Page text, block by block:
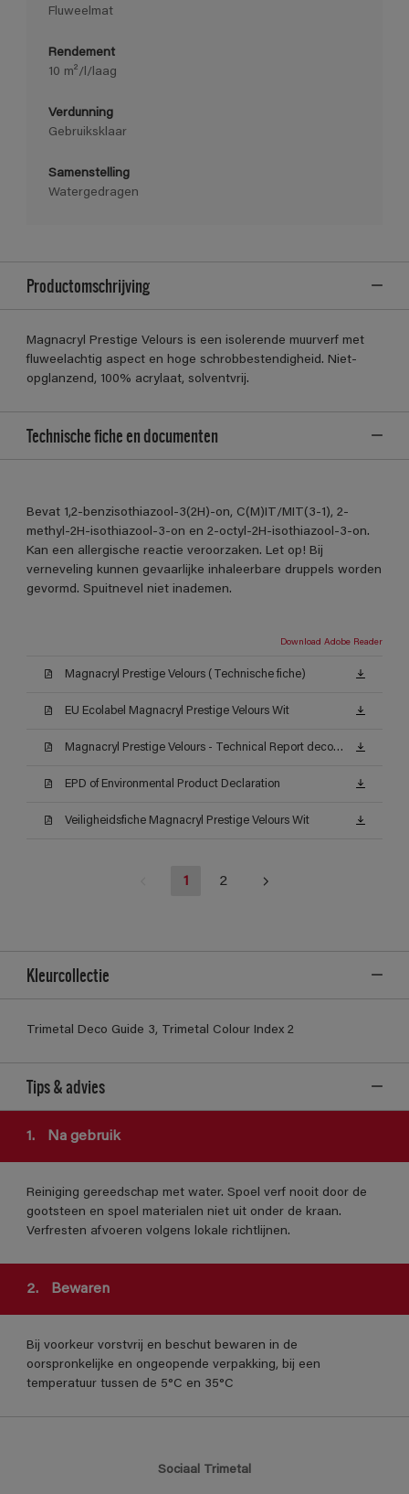
Fluweelmat
Rendement
10 m²/l/laag
Verdunning
Gebruiksklaar
Samenstelling
Watergedragen
Productomschrijving
Magnacryl Prestige Velours is een isolerende muurverf met
fluweelachtig aspect en hoge schrobbestendigheid. Niet-
opglanzend, 100% acrylaat, solventvrij.
Technische fiche en documenten
Bevat 1,2-benzisothiazool-3(2H)-on, C(M)IT/MIT(3-1), 2-
methyl-2H-isothiazool-3-on en 2-octyl-2H-isothiazool-3-on.
Kan een allergische reactie veroorzaken. Let op! Bij
verneveling kunnen gevaarlijke inhaleerbare druppels worden
gevormd. Spuitnevel niet inademen.
Download Adobe Reader
Magnacryl Prestige Velours (Technische fiche)
EU Ecolabel Magnacryl Prestige Velours Wit
Magnacryl Prestige Velours - Technical Report decontamineerbaarheid (Certificat)
EPD of Environmental Product Declaration
Veiligheidsfiche Magnacryl Prestige Velours Wit
1 2
Kleurcollectie
Trimetal Deco Guide 3, Trimetal Colour Index 2
Tips & advies
1. Na gebruik
Reiniging gereedschap met water. Spoel verf nooit door de
gootsteen en spoel materialen niet uit onder de kraan.
Verfresten afvoeren volgens lokale richtlijnen.
2. Bewaren
Bij voorkeur vorstvrij en beschut bewaren in de
oorspronkelijke en ongeopende verpakking, bij een
temperatuur tussen de 5°C en 35°C
Sociaal Trimetal